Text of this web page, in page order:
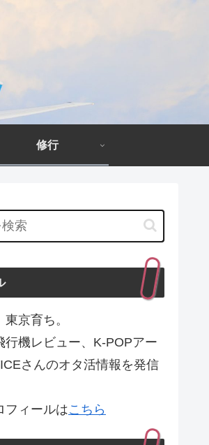
修行
京育ち。
行機レビュー、K-POPアー
さんのオタ活情報を発信
ィールはこちら